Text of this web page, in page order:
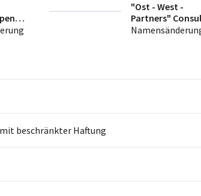
"Ost - West -
Partners"
Gesellschaft
beschränkter Haftung